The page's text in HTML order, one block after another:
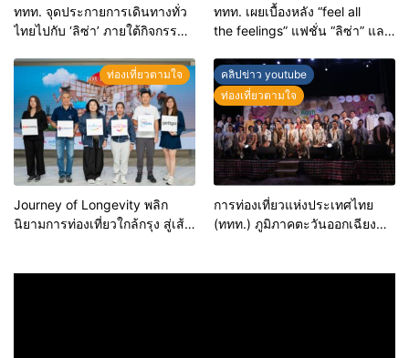
ททท. จุดประกายการเดินทางทั่ว
ไทยไปกับ ‘ลิซ่า’ ภายใต้กิจกรรม
Thailand’s Wonders” ชวนเที่ยว
ทั่วไทย ร่วมสนุก 2 วิธีลุ้นรับของ
ที่ระลึกสุดพิเศษ 5 สไตล์
ททท. เผยเบื้องหลัง “feel all
the feelings” แฟชั่น “ลิซ่า” และ
และวิถีไทยในทุกเฟรม
ท่องเที่ยวตามใจ
Journey of Longevity พลิก
นิยามการท่องเที่ยวใกล้กรุง สู่เส้น
คลิปข่าว youtube
ท่องเที่ยวตามใจ
การท่องเที่ยวแห่งประเทศไทย
(ททท.) ภูมิภาคตะวันออกเฉียง